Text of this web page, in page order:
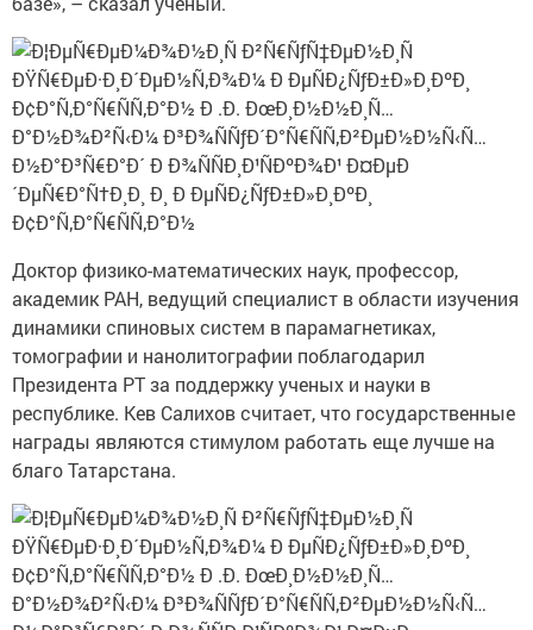
Доктор физико-математических наук, профессор,
академик РАН, ведущий специалист в области изучения
динамики спиновых систем в парамагнетиках,
томографии и нанолитографии поблагодарил
Президента РТ за поддержку ученых и науки в
республике. Кев Салихов считает, что государственные
награды являются стимулом работать еще лучше на
благо Татарстана.